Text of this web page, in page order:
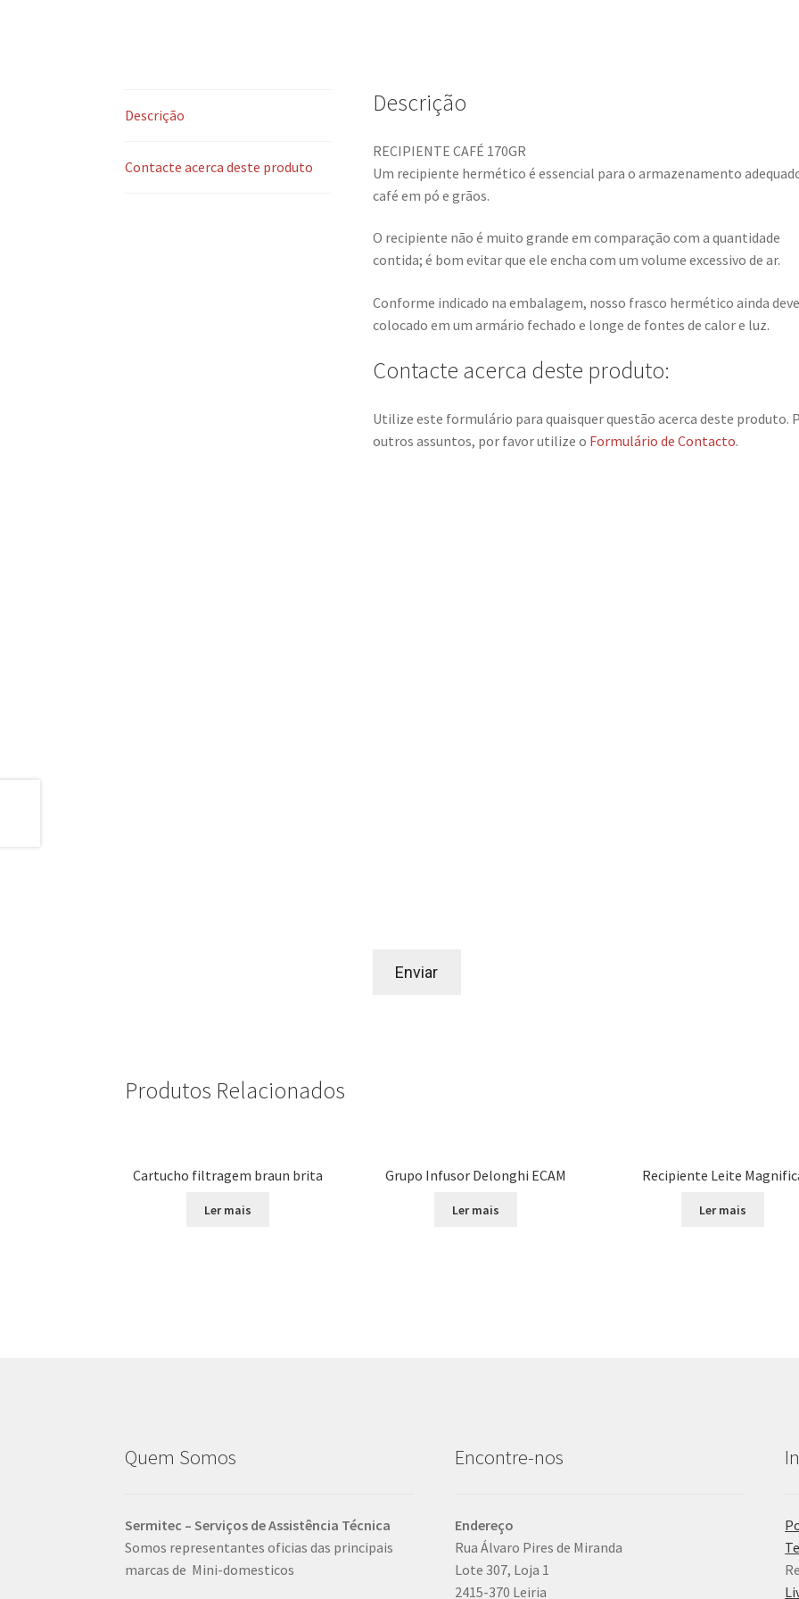
Descrição
Contacte acerca deste produto
Descrição
RECIPIENTE CAFÉ 170GR
Um recipiente hermético é essencial para o armazenamento
café em pó e grãos.
O recipiente não é muito grande em comparação com a quantidade
contida; é bom evitar que ele encha com um volume excessivo de ar.
Conforme indicado na embalagem, nosso frasco hermético ainda
colocado em um armário fechado e longe de fontes de calor e luz.
Contacte acerca deste produto:
Utilize este formulário para quaisquer questão acerca deste produto.
outros assuntos, por favor utilize o Formulário de Contacto.
Produtos Relacionados
Cartucho filtragem braun brita
Ler mais
Grupo Infusor Delonghi ECAM
Ler mais
Recipiente Leite
Ler mais
Quem Somos
Sermitec – Serviços de Assistência Técnica
Somos representantes oficias das principais
marcas de Mini-domesticos
Encontre-nos
Endereço
Rua Álvaro Pires de Miranda
Lote 307, Loja 1
2415-370 Leiria